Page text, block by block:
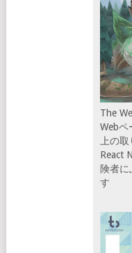
The
Webペ
上の取
React
険者
す